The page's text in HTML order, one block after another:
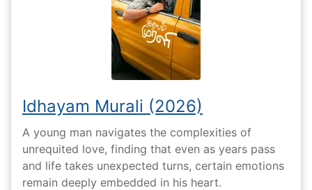
Idhayam Murali (2026)
A young man navigates the complexities of
unrequited love, finding that even as years pass
and life takes unexpected turns, certain emotions
remain deeply embedded in his heart.